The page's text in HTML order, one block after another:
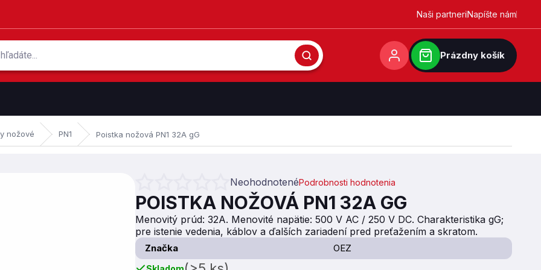
Naši partneriNapíšte nám
Prázdny košík
nožové PN1 Poistka nožová PN1 32A gG
Priemerné hodnotenie produktu je 0,0 z 5 hviezdičiek.
NeohodnotenéPodrobnosti hodnotenia
POISTKA NOŽOVÁ PN1 32A GG
Menovitý prúd: 32A. Menovité napätie: 500 V AC / 250 V DC. Charakteristika gG;
pre istenie vedenia, káblov a ďalších zariadení pred preťažením a skratom.
Značka OEZ